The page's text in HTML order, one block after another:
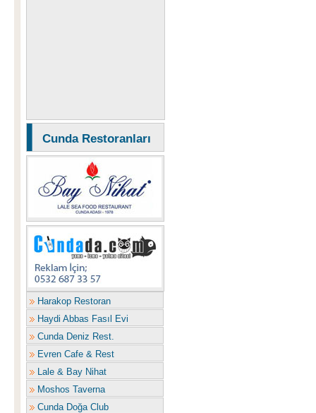
Cunda Restoranları
Harakop Restoran
Haydi Abbas Fasıl Evi
Cunda Deniz Rest.
Evren Cafe & Rest
Lale & Bay Nihat
Moshos Taverna
Cunda Doğa Club